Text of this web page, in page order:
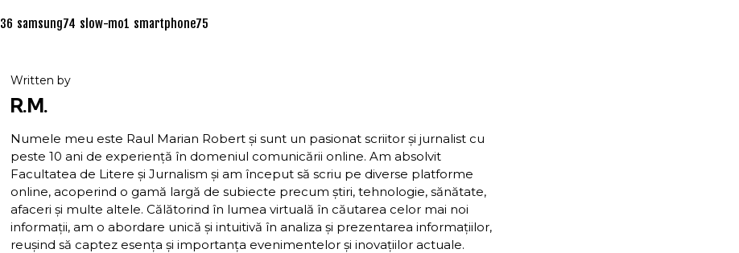
36 samsung74 slow-mo1 smartphone75
Written by
R.M.
Numele meu este Raul Marian Robert și sunt un pasionat scriitor și jurnalist cu
peste 10 ani de experiență în domeniul comunicării online. Am absolvit
Facultatea de Litere și Jurnalism și am început să scriu pe diverse platforme
online, acoperind o gamă largă de subiecte precum știri, tehnologie, sănătate,
afaceri și multe altele. Călătorind în lumea virtuală în căutarea celor mai noi
informații, am o abordare unică și intuitivă în analiza și prezentarea informațiilor,
reușind să captez esența și importanța evenimentelor și inovațiilor actuale.